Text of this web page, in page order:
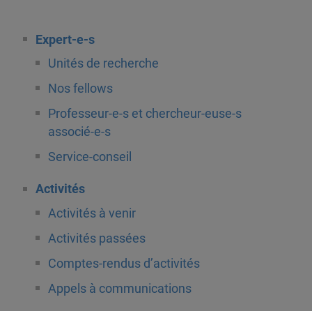
Expert-e-s
Unités de recherche
Nos fellows
Professeur-e-s et chercheur-euse-s
associé-e-s
Service-conseil
Activités
Activités à venir
Activités passées
Comptes-rendus d’activités
Appels à communications